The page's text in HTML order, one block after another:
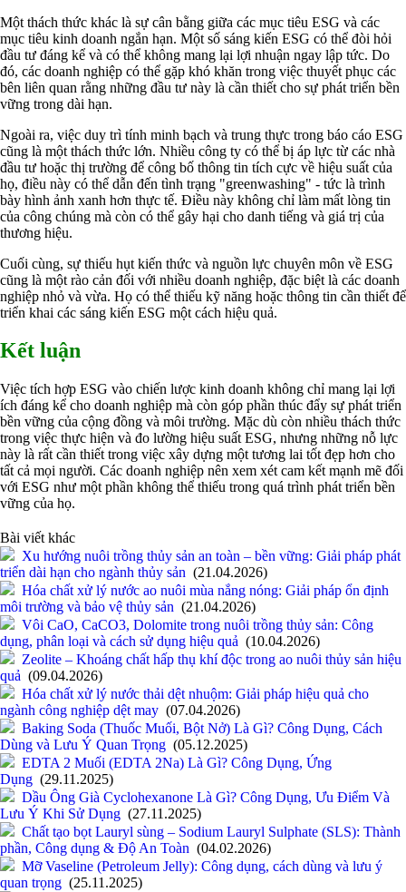
Một thách thức khác là sự cân bằng giữa các mục tiêu ESG và các
mục tiêu kinh doanh ngắn hạn. Một số sáng kiến ESG có thể đòi hỏi
đầu tư đáng kể và có thể không mang lại lợi nhuận ngay lập tức. Do
đó, các doanh nghiệp có thể gặp khó khăn trong việc thuyết phục các
bên liên quan rằng những đầu tư này là cần thiết cho sự phát triển bền
vững trong dài hạn.
Ngoài ra, việc duy trì tính minh bạch và trung thực trong báo cáo ESG
cũng là một thách thức lớn. Nhiều công ty có thể bị áp lực từ các nhà
đầu tư hoặc thị trường để công bố thông tin tích cực về hiệu suất của
họ, điều này có thể dẫn đến tình trạng "greenwashing" - tức là trình
bày hình ảnh xanh hơn thực tế. Điều này không chỉ làm mất lòng tin
của công chúng mà còn có thể gây hại cho danh tiếng và giá trị của
thương hiệu.
Cuối cùng, sự thiếu hụt kiến thức và nguồn lực chuyên môn về ESG
cũng là một rào cản đối với nhiều doanh nghiệp, đặc biệt là các doanh
nghiệp nhỏ và vừa. Họ có thể thiếu kỹ năng hoặc thông tin cần thiết để
triển khai các sáng kiến ESG một cách hiệu quả.
Kết luận
Việc tích hợp ESG vào chiến lược kinh doanh không chỉ mang lại lợi
ích đáng kể cho doanh nghiệp mà còn góp phần thúc đẩy sự phát triển
bền vững của cộng đồng và môi trường. Mặc dù còn nhiều thách thức
trong việc thực hiện và đo lường hiệu suất ESG, nhưng những nỗ lực
này là rất cần thiết trong việc xây dựng một tương lai tốt đẹp hơn cho
tất cả mọi người. Các doanh nghiệp nên xem xét cam kết mạnh mẽ đối
với ESG như một phần không thể thiếu trong quá trình phát triển bền
vững của họ.
Bài viết khác
Xu hướng nuôi trồng thủy sản an toàn – bền vững: Giải pháp phát
triển dài hạn cho ngành thủy sản (21.04.2026)
Hóa chất xử lý nước ao nuôi mùa nắng nóng: Giải pháp ổn định
môi trường và bảo vệ thủy sản (21.04.2026)
Vôi CaO, CaCO3, Dolomite trong nuôi trồng thủy sản: Công
dụng, phân loại và cách sử dụng hiệu quả (10.04.2026)
Zeolite – Khoáng chất hấp thụ khí độc trong ao nuôi thủy sản hiệu
quả (09.04.2026)
Hóa chất xử lý nước thải dệt nhuộm: Giải pháp hiệu quả cho
ngành công nghiệp dệt may (07.04.2026)
Baking Soda (Thuốc Muối, Bột Nở) Là Gì? Công Dụng, Cách
Dùng và Lưu Ý Quan Trọng (05.12.2025)
EDTA 2 Muối (EDTA 2Na) Là Gì? Công Dụng, Ứng
Dụng (29.11.2025)
Dầu Ông Già Cyclohexanone Là Gì? Công Dụng, Ưu Điểm Và
Lưu Ý Khi Sử Dụng (27.11.2025)
Chất tạo bọt Lauryl sùng – Sodium Lauryl Sulphate (SLS): Thành
phần, Công dụng & Độ An Toàn (04.02.2026)
Mỡ Vaseline (Petroleum Jelly): Công dụng, cách dùng và lưu ý
quan trọng (25.11.2025)